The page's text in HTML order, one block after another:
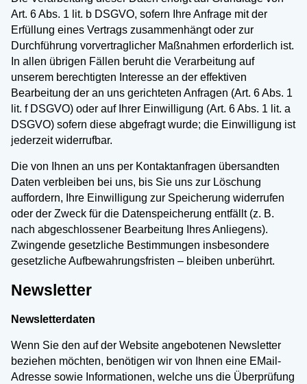
Art. 6 Abs. 1 lit. b DSGVO, sofern Ihre Anfrage mit der
Erfüllung eines Vertrags zusammenhängt oder zur
Durchführung vorvertraglicher Maßnahmen erforderlich ist.
In allen übrigen Fällen beruht die Verarbeitung auf
unserem berechtigten Interesse an der effektiven
Bearbeitung der an uns gerichteten Anfragen (Art. 6 Abs. 1
lit. f DSGVO) oder auf Ihrer Einwilligung (Art. 6 Abs. 1 lit. a
DSGVO) sofern diese abgefragt wurde; die Einwilligung ist
jederzeit widerrufbar.
Die von Ihnen an uns per Kontaktanfragen übersandten
Daten verbleiben bei uns, bis Sie uns zur Löschung
auffordern, Ihre Einwilligung zur Speicherung widerrufen
oder der Zweck für die Datenspeicherung entfällt (z. B.
nach abgeschlossener Bearbeitung Ihres Anliegens).
Zwingende gesetzliche Bestimmungen insbesondere
gesetzliche Aufbewahrungsfristen – bleiben unberührt.
Newsletter
Newsletterdaten
Wenn Sie den auf der Website angebotenen Newsletter
beziehen möchten, benötigen wir von Ihnen eine EMail-
Adresse sowie Informationen, welche uns die Überprüfung